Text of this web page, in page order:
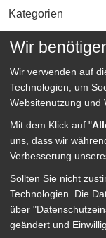
Kategorien
Wir
Wir verwenden auf
Technologien, um
Websitenutzung und
Mit dem Klick auf "
uns, dass wir
Verbesserung
Sollten Sie nicht
Technologien.
Die
über
geändert und